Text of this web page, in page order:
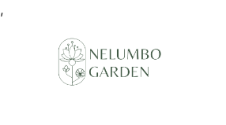
,